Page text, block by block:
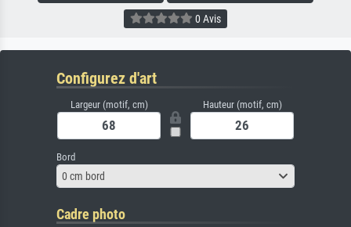
0 Avis
Configurez d'art
Largeur (motif, cm) Hauteur (motif, cm)
Bord
0 cm bord
Cadre photo